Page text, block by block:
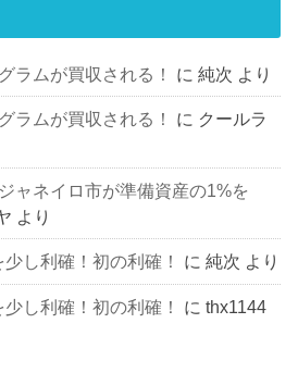
ラムが買収される！ に純次 より
ラムが買収される！ に クールラ
ャネイロ市が準備資産の1%を
より
し利確！初の利確！ に純次 より
し利確！初の利確！ にthx1144